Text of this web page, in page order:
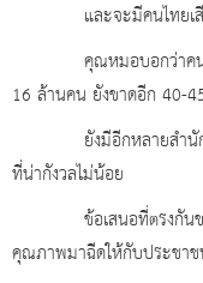
และจะมีคนไทยเสีย
คุณหมอบอกว่าคนไทย
16 ล้านคน ยังขาดอีก 40-
ยังมีอีกหลายสำนักที่วิ
ที่น่ากังวลไม่น้อย
ข้อเสนอที่ตรงกันของ
คุณภาพมาฉีดให้กับประชา